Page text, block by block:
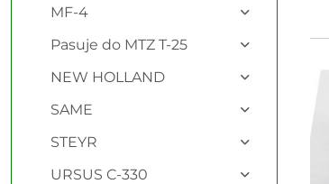
MF-4
Pasuje do MTZ T-25
NEW HOLLAND
SAME
STEYR
URSUS C-330